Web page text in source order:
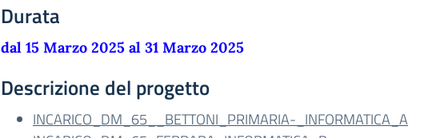
Durata
dal 15 Marzo 2025 al 31 Marzo 2025
Descrizione del progetto
INCARICO_DM_65__BETTONI_PRIMARIA-_INFORMATICA_A